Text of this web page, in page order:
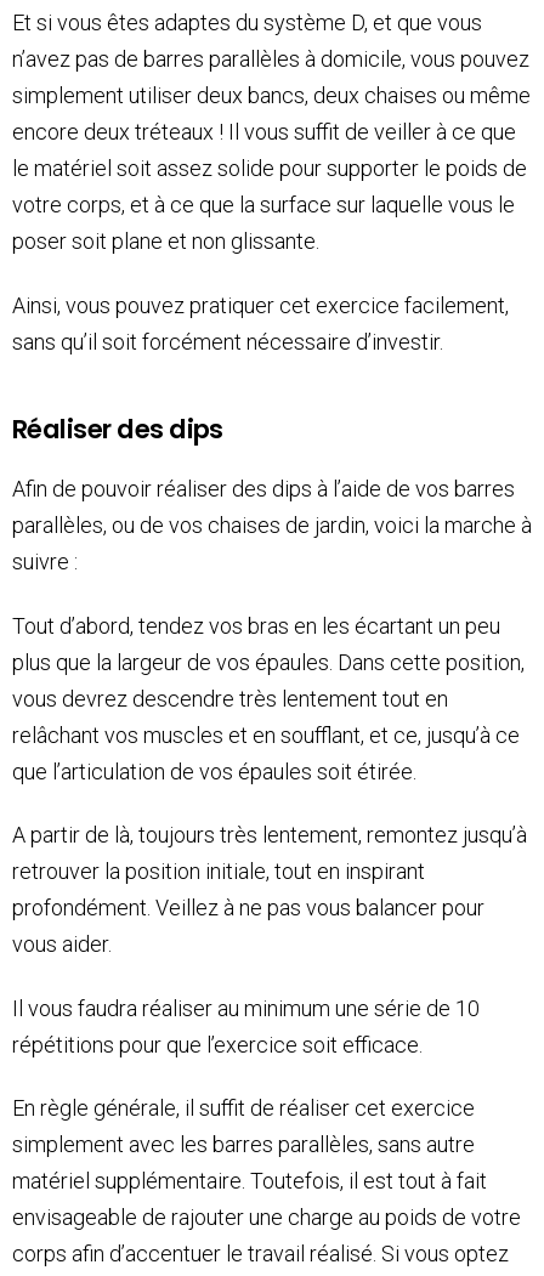
Et si vous êtes adaptes du système D, et que vous
n’avez pas de barres parallèles à domicile, vous pouvez
simplement utiliser deux bancs, deux chaises ou même
encore deux tréteaux ! Il vous suffit de veiller à ce que
le matériel soit assez solide pour supporter le poids de
votre corps, et à ce que la surface sur laquelle vous le
poser soit plane et non glissante.
Ainsi, vous pouvez pratiquer cet exercice facilement,
sans qu’il soit forcément nécessaire d’investir.
Réaliser des dips
Afin de pouvoir réaliser des dips à l’aide de vos barres
parallèles, ou de vos chaises de jardin, voici la marche à
suivre :
Tout d’abord, tendez vos bras en les écartant un peu
plus que la largeur de vos épaules. Dans cette position,
vous devrez descendre très lentement tout en
relâchant vos muscles et en soufflant, et ce, jusqu’à ce
que l’articulation de vos épaules soit étirée.
A partir de là, toujours très lentement, remontez jusqu’à
retrouver la position initiale, tout en inspirant
profondément. Veillez à ne pas vous balancer pour
vous aider.
Il vous faudra réaliser au minimum une série de 10
répétitions pour que l’exercice soit efficace.
En règle générale, il suffit de réaliser cet exercice
simplement avec les barres parallèles, sans autre
matériel supplémentaire. Toutefois, il est tout à fait
envisageable de rajouter une charge au poids de votre
corps afin d’accentuer le travail réalisé. Si vous optez